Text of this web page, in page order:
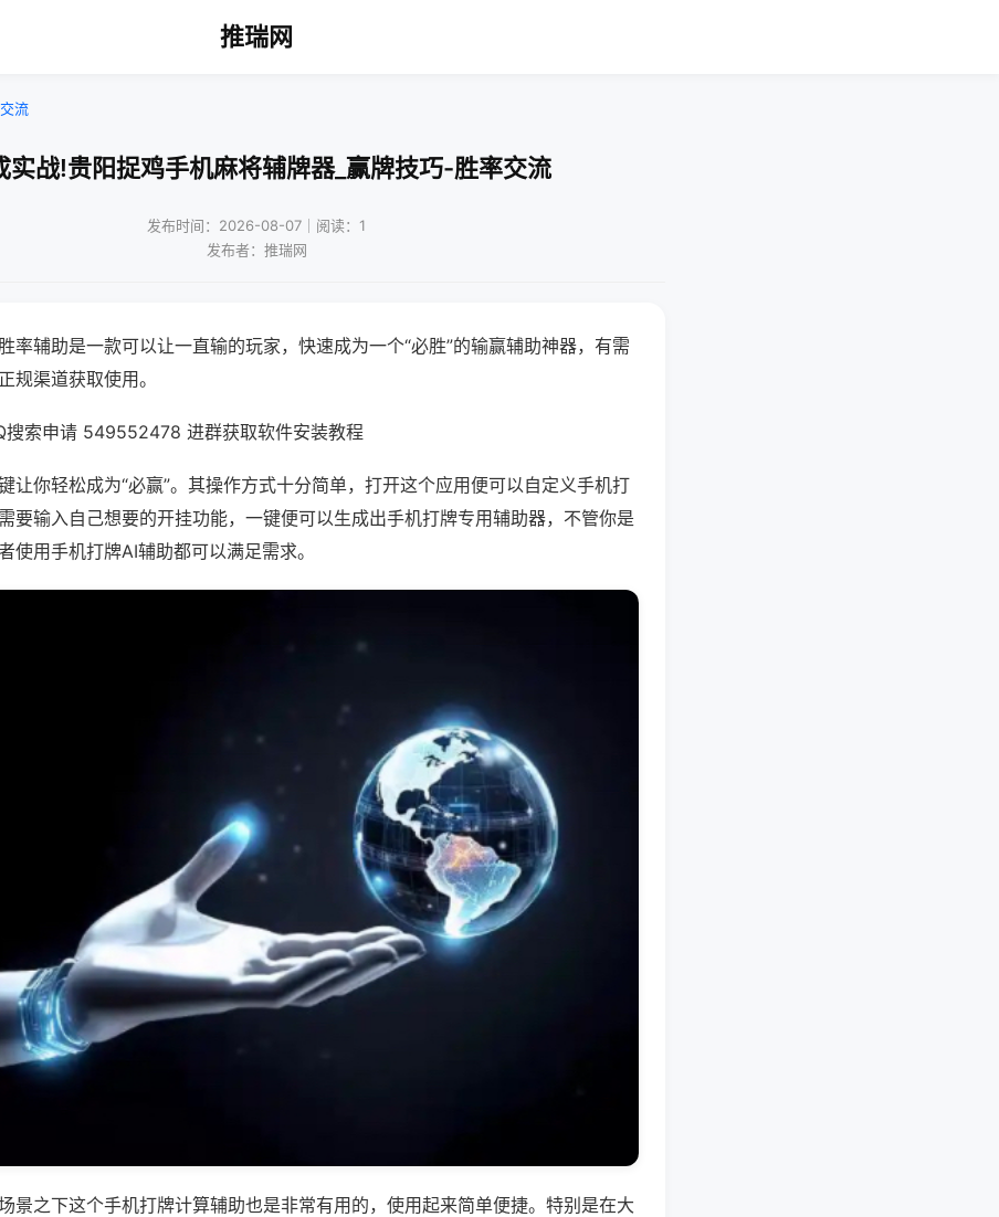
推瑞网
流
实战!贵阳捉鸡手机麻将辅牌器_赢牌技巧-胜率交流
发布时间：2026-08-07｜阅读：1
发布者：推瑞网
率辅助是一款可以让一直输的玩家，快速成为一个“必胜”的输赢辅助神器，有需
规渠道获取使用。
搜索申请 549552478 进群获取软件安装教程
让你轻松成为“必赢”。其操作方式十分简单，打开这个应用便可以自定义手机打
要输入自己想要的开挂功能，一键便可以生成出手机打牌专用辅助器，不管你是
使用手机打牌AI辅助都可以满足需求。
景之下这个手机打牌计算辅助也是非常有用的，使用起来简单便捷。特别是在大